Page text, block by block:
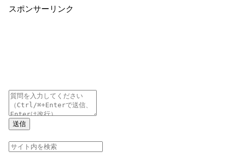
スポンサーリンク
送信